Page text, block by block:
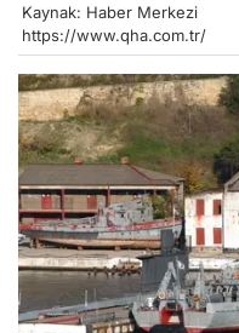
Kaynak: Haber Merkezi
https://www.qha.com.tr/